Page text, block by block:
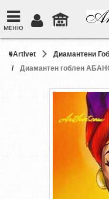
МЕНЮ
ArtIvet Диамантени
Диамантен гоблен